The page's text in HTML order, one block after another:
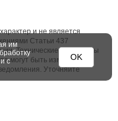
и не является
Статьи 437
Технические параметры
могут быть изменены
Уточняйте
им
с
OK